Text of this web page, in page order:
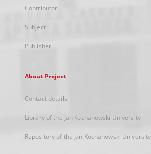
Contributor
Subject
Publisher
About Project
Contact details
Library of the Jan Kochanowski University
Repository of the Jan Kochanowski University